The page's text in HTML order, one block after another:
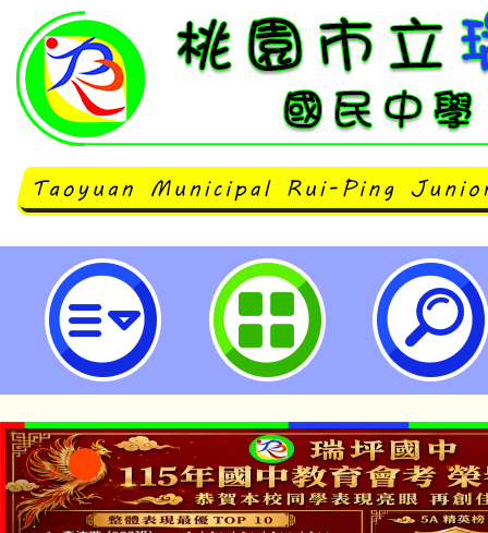
有關行政院人事行政總處修正「友
福利服務措施推動方案」名稱為「
工福利服務措施推動方案」，並自
生效-桃園市立瑞坪國民中學